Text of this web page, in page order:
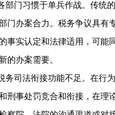
门习惯于单兵作战。传统的
门办案合力。税务争议具有
事实认定和法律适用，可能
的办案需要。
司法衔接功能不足。在行为
刑事处罚竞合和衔接，在理